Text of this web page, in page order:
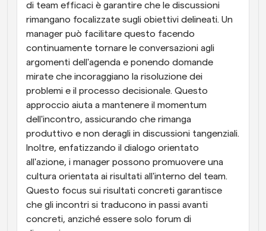
di team efficaci è garantire che le discussioni
rimangano focalizzate sugli obiettivi delineati. Un
manager può facilitare questo facendo
continuamente tornare le conversazioni agli
argomenti dell'agenda e ponendo domande
mirate che incoraggiano la risoluzione dei
problemi e il processo decisionale. Questo
approccio aiuta a mantenere il momentum
dell'incontro, assicurando che rimanga
produttivo e non deragli in discussioni tangenziali.
Inoltre, enfatizzando il dialogo orientato
all'azione, i manager possono promuovere una
cultura orientata ai risultati all'interno del team.
Questo focus sui risultati concreti garantisce
che gli incontri si traducono in passi avanti
concreti, anziché essere solo forum di